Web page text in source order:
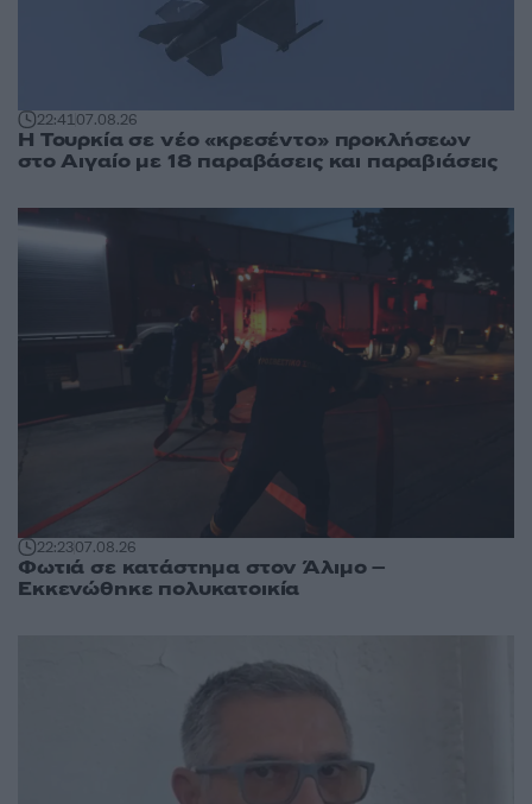
22:4107.08.26
Η Τουρκία σε νέο «κρεσέντο» προκλήσεων
στο Αιγαίο με 18 παραβάσεις και παραβιάσεις
22:2307.08.26
Φωτιά σε κατάστημα στον Άλιμο –
Εκκενώθηκε πολυκατοικία